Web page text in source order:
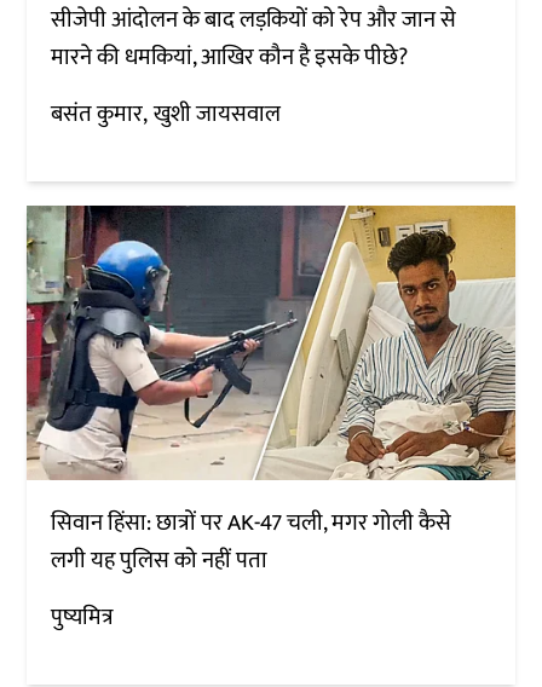
सीजेपी आंदोलन के बाद लड़कियों को रेप और जान से
मारने की धमकियां, आखिर कौन है इसके पीछे?
बसंत कुमार खुशी जायसवाल
सिवान हिंसा: छात्रों पर AK-47 चली, मगर गोली कैसे
लगी यह पुलिस को नहीं पता
पुष्यमित्र